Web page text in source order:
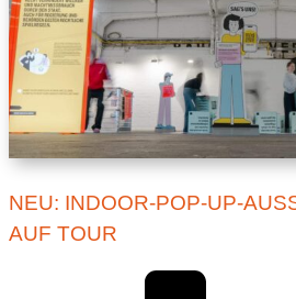
NEU: INDOOR-POP-UP-
AUF TOUR